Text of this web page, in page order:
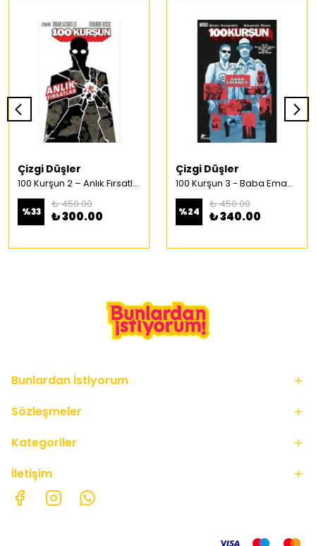
Çizgi Düşler
100 Kurşun 2 – Anlık Fırsatlar Türkçe Çizgi Roman
%33
₺ 450.00
₺ 300.00
Çizgi Düşler
100 Kurşun 3 - Baba Emaneti Türkçe Çizgi Roman
%24
₺ 450.00
₺ 340.00
Bunlardan İstiyorum
Sözleşmeler
Kategoriler
İletişim